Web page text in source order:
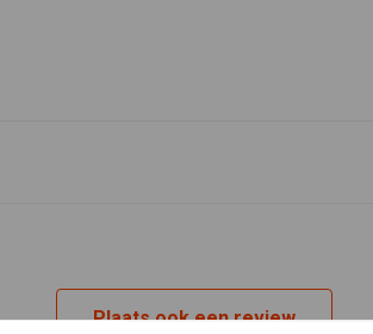
Plaats ook een review